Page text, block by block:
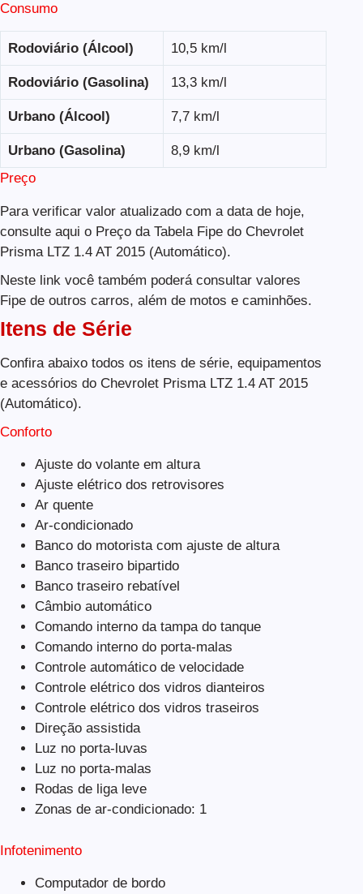
Consumo
Rodoviário (Álcool) 10,5 km/l
Rodoviário (Gasolina) 13,3 km/l
Urbano (Álcool) 7,7 km/l
Urbano (Gasolina)
8,9 km/l
Preço
Para verificar valor atualizado com a data de hoje,
consulte aqui o Preço da Tabela Fipe do Chevrolet
Prisma LTZ 1.4 AT 2015 (Automático).
Neste link você também poderá consultar valores
Fipe de outros carros, além de motos e caminhões.
Itens de Série
Confira abaixo todos os itens de série, equipamentos
e acessórios do Chevrolet Prisma LTZ 1.4 AT 2015
(Automático).
Conforto
Ajuste do volante em altura
Ajuste elétrico dos retrovisores
Ar quente
Ar-condicionado
Banco do motorista com ajuste de altura
Banco traseiro bipartido
Banco traseiro rebatível
Câmbio automático
Comando interno da tampa do tanque
Comando interno do porta-malas
Controle automático de velocidade
Controle elétrico dos vidros dianteiros
Controle elétrico dos vidros traseiros
Direção assistida
Luz no porta-luvas
Luz no porta-malas
Rodas de liga leve
Zonas de ar-condicionado: 1
Infotenimento
Computador de bordo